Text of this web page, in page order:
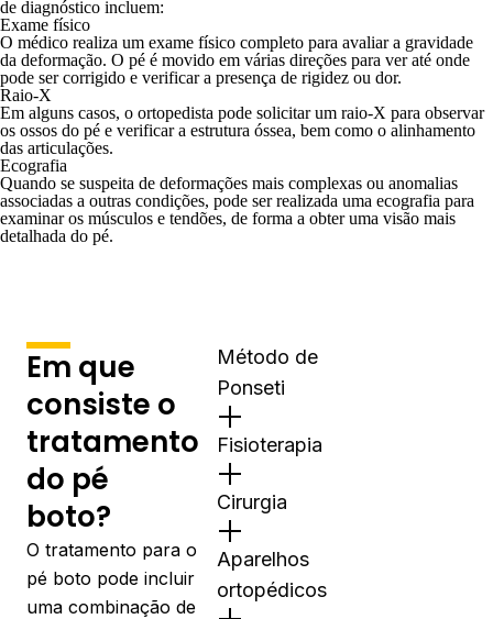
de diagnóstico incluem:
Exame físico
O médico realiza um exame físico completo para avaliar a gravidade
da deformação. O pé é movido em várias direções para ver até onde
pode ser corrigido e verificar a presença de rigidez ou dor.
Raio-X
Em alguns casos, o ortopedista pode solicitar um raio-X para observar
os ossos do pé e verificar a estrutura óssea, bem como o alinhamento
das articulações.
Ecografia
Quando se suspeita de deformações mais complexas ou anomalias
associadas a outras condições, pode ser realizada uma ecografia para
examinar os músculos e tendões, de forma a obter uma visão mais
detalhada do pé.
Em que
consiste o
tratamento
do pé
boto?
O tratamento para o
pé boto pode incluir
uma combinação de
Método de
Ponseti
Fisioterapia
Cirurgia
Aparelhos
ortopédicos